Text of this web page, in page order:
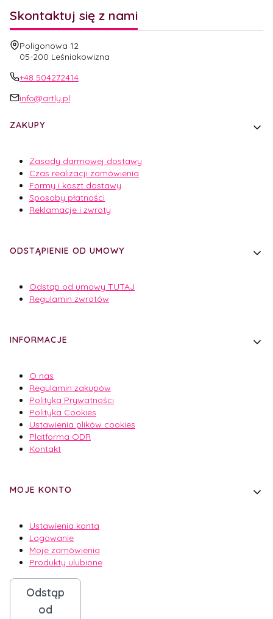
Skontaktuj się z nami
Adres:
Poligonowa 12
05-200 Leśniakowizna
+48 504272414
info@artly.pl
ZAKUPY
Zasady darmowej dostawy
Czas realizacji zamówienia
Formy i koszt dostawy
Sposoby płatności
Reklamacje i zwroty
ODSTĄPIENIE OD UMOWY
Odstąp od umowy TUTAJ
Regulamin zwrotów
INFORMACJE
O nas
Regulamin zakupów
Polityka Prywatności
Polityka Cookies
Ustawienia plików cookies
Platforma ODR
Kontakt
MOJE KONTO
Ustawienia konta
Logowanie
Moje zamówienia
Produkty ulubione
Odstąp
od